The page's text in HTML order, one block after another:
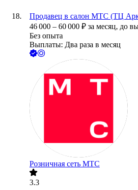
Продавец в салон МТС (ТЦ
46 000 – 60 000 ₽ за месяц, до
Без опыта
Выплаты: Два раза в месяц
Розничная сеть МТС
3.3